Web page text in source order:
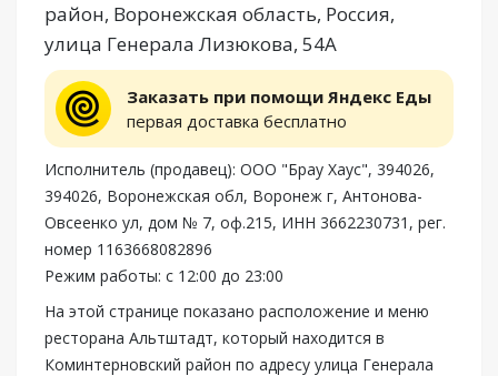
район, Воронежская область, Россия,
улица Генерала Лизюкова, 54А
Заказать при помощи Яндекс Еды
первая доставка бесплатно
Исполнитель (продавец): ООО "Брау Хаус", 394026,
394026, Воронежская обл, Воронеж г, Антонова-
Овсеенко ул, дом № 7, оф.215, ИНН 3662230731, рег.
номер 1163668082896
Режим работы: с 12:00 до 23:00
На этой странице показано расположение и меню
ресторана Альтштадт, который находится в
Коминтерновский район по адресу улица Генерала